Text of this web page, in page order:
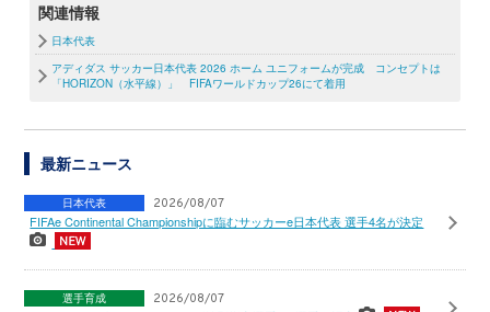
関連情報
日本代表
アディダス サッカー日本代表 2026 ホーム ユニフォームが完成 コンセプトは
「HORIZON（水平線）」 FIFAワールドカップ26にて着用
最新ニュース
日本代表 2026/08/07
FIFAe Continental Championshipに臨むサッカーe日本代表 選手4名が決定
選手育成 2026/08/07